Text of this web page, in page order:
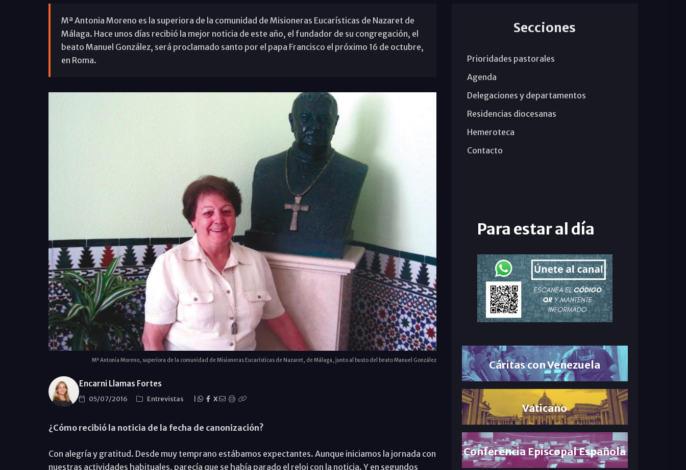
Mª Antonia Moreno es la superiora de la comunidad de Misioneras Eucarísticas de Nazaret de
Málaga. Hace unos días recibió la mejor noticia de este año, el fundador de su congregación, el
beato Manuel González, será proclamado santo por el papa Francisco el próximo 16 de octubre,
en Roma.
Mª Antonia Moreno, superiora de la comunidad de Misioneras Eucarísticas de Nazaret, de Málaga, junto al busto del beato Manuel González
Encarni Llamas Fortes
05/07/2016 Entrevistas X
¿Cómo recibió la noticia de la fecha de canonización?
Con alegría y gratitud. Desde muy temprano estábamos expectantes. Aunque iniciamos la jornada con
nuestras actividades habituales, parecía que se había parado el reloj con la noticia. Y en segundos
Secciones
Prioridades pastorales
Agenda
Delegaciones y departamentos
Residencias diocesanas
Hemeroteca
Contacto
Para estar al día
Cáritas con Venezuela
Vaticano
Conferencia Episcopal Española